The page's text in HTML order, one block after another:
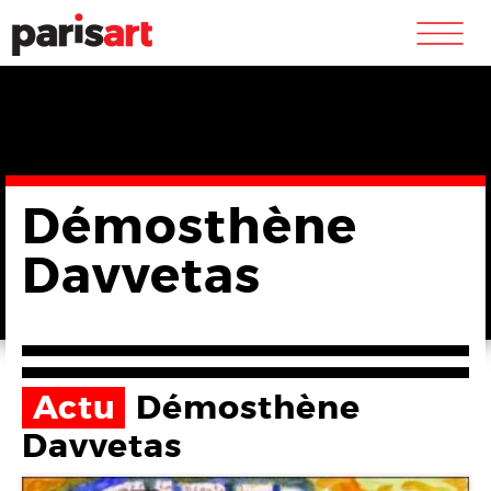
m
Démosthène
Davvetas
Actu
Démosthène
Davvetas